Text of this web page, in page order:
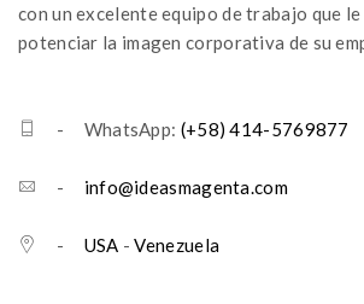
con un excelente equipo de trabajo que
potenciar la imagen corporativa de su
- WhatsApp: (+58) 414-5769877
- info@ideasmagenta.com
- USA -Venezuela